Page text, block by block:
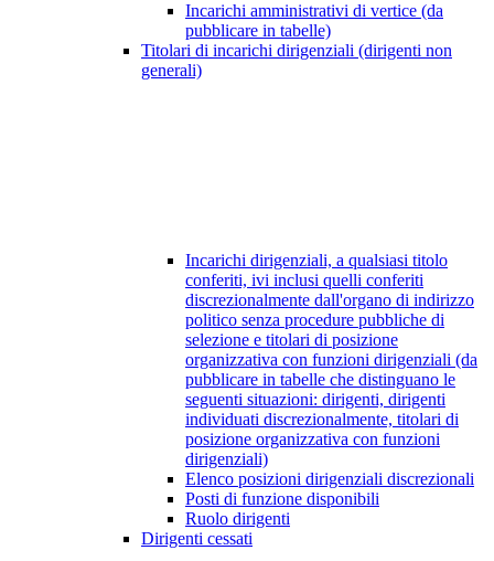
Incarichi amministrativi di vertice (da
pubblicare in tabelle)
Titolari di incarichi dirigenziali (dirigenti non
generali)
Incarichi dirigenziali, a qualsiasi titolo
conferiti, ivi inclusi quelli conferiti
discrezionalmente dall'organo di indirizzo
politico senza procedure pubbliche di
selezione e titolari di posizione
organizzativa con funzioni dirigenziali (da
pubblicare in tabelle che distinguano le
seguenti situazioni: dirigenti, dirigenti
individuati discrezionalmente, titolari di
posizione organizzativa con funzioni
dirigenziali)
Elenco posizioni dirigenziali discrezionali
Posti di funzione disponibili
Ruolo dirigenti
Dirigenti cessati